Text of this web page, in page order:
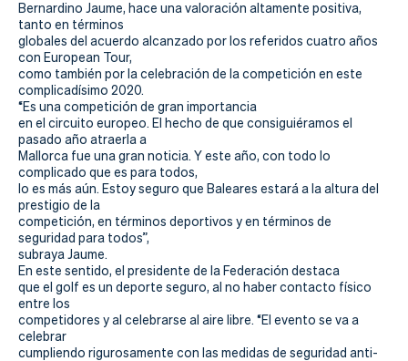
Bernardino Jaume, hace una valoración altamente positiva,
tanto en términos
globales del acuerdo alcanzado por los referidos cuatro años
con European Tour,
como también por la celebración de la competición en este
complicadísimo 2020.
“Es una competición de gran importancia
en el circuito europeo. El hecho de que consiguiéramos el
pasado año atraerla a
Mallorca fue una gran noticia. Y este año, con todo lo
complicado que es para todos,
lo es más aún. Estoy seguro que Baleares estará a la altura del
prestigio de la
competición, en términos deportivos y en términos de
seguridad para todos”,
subraya Jaume.
En este sentido, el presidente de la Federación destaca
que el golf es un deporte seguro, al no haber contacto físico
entre los
competidores y al celebrarse al aire libre. “El evento se va a
celebrar
cumpliendo rigurosamente con las medidas de seguridad anti-